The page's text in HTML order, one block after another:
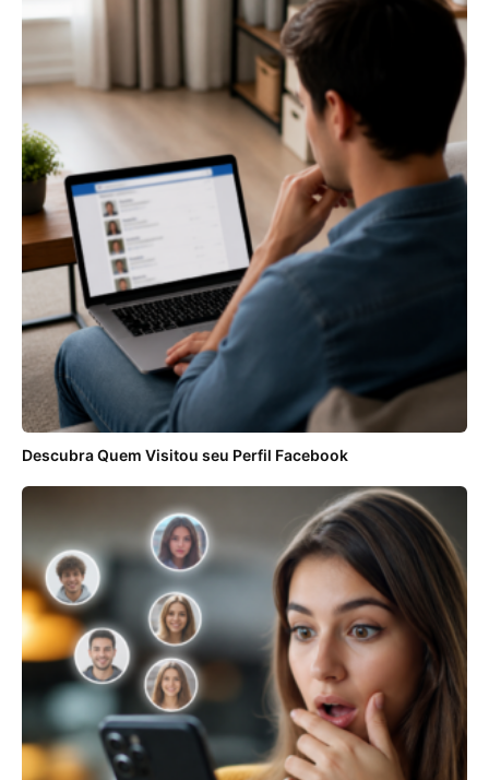
Descubra Quem Visitou seu Perfil Facebook